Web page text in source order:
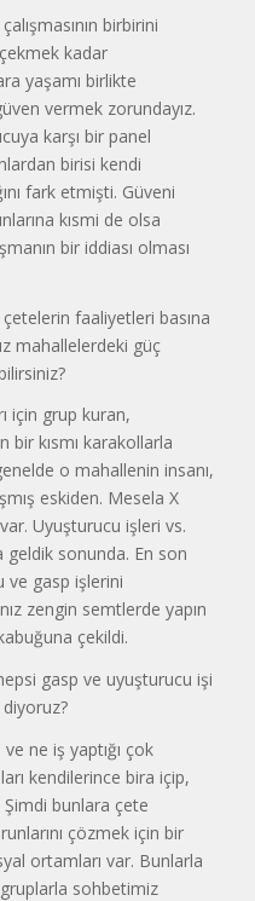
birbirini
kadar
yaşamı birlikte
vermek zorundayız.
karşı bir panel
birisi kendi
fark etmişti. Güveni
kısmi de olsa
bir iddiası olması
faaliyetleri basına
mahallelerdeki güç
için grup kuran,
bir kısmı karakollarla
o mahallenin insanı,
eskiden. Mesela X
Uyuşturucu işleri vs.
geldik sonunda. En son
ve gasp işlerini
zengin semtlerde yapın
çekildi.
gasp ve uyuşturucu işi
ne iş yaptığı çok
kendilerince bira içip,
bunlara çete
çözmek için bir
ortamları var. Bunlarla
sohbetimiz